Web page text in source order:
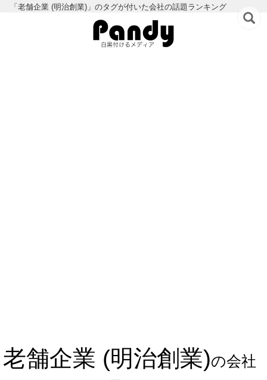
「老舗企業 (明治創業)」のタグが付いた会社の話題ランキング
老舗企業 (明治創業)の会社